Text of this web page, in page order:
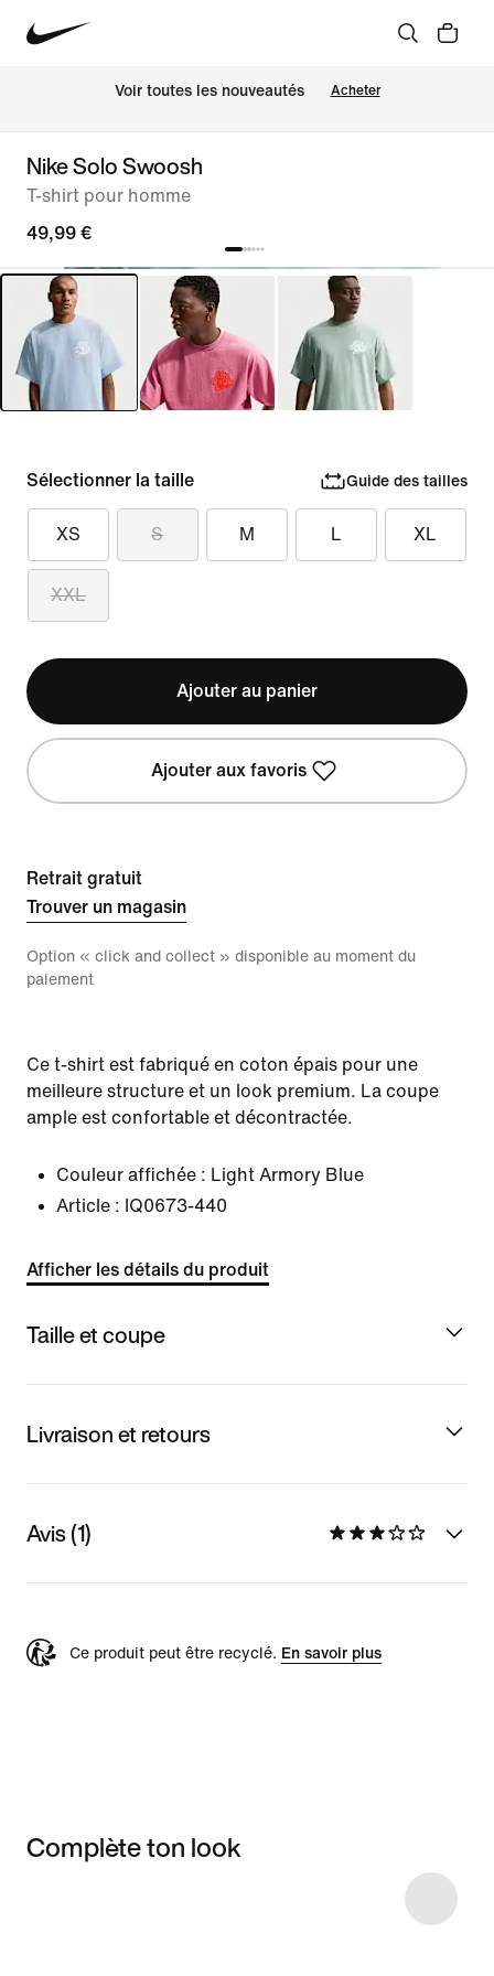
Voir toutes les nouveautés Acheter
Nike Solo Swoosh
T-shirt pour homme
49,99 €
Sélectionner la taille Guide des tailles
XS S M L XL
XXL
Ajouter au panier
Ajouter aux favoris
Retrait gratuit
Trouver un magasin
Option « click and collect » disponible au moment du
paiement
Ce t-shirt est fabriqué en coton épais pour une
meilleure structure et un look premium. La coupe
ample est confortable et décontractée.
Couleur affichée : Light Armory Blue
Article : IQ0673-440
Afficher les détails du produit
Taille et coupe
Livraison et retours
Avis (1)
Ce produit peut être recyclé. En savoir plus
Complète ton look